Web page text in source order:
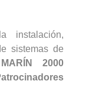
instalación,
sistemas de
2000